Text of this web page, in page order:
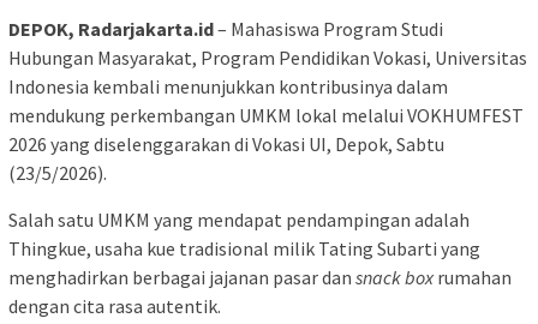
DEPOK, Radarjakarta.id– Mahasiswa Program Studi
Hubungan Masyarakat, Program Pendidikan Vokasi, Universitas
Indonesia kembali menunjukkan kontribusinya dalam
mendukung perkembangan UMKM lokal melalui VOKHUMFEST
2026 yang diselenggarakan di Vokasi UI, Depok, Sabtu
(23/5/2026).
Salah satu UMKM yang mendapat pendampingan adalah
Thingkue, usaha kue tradisional milik Tating Subarti yang
menghadirkan berbagai jajanan pasar dan snack boxrumahan
dengan cita rasa autentik.